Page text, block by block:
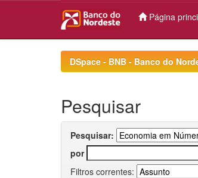
Página
DSpace - BNB - Banco do
Pesquisar
Pesquisar:
por
Filtros correntes: